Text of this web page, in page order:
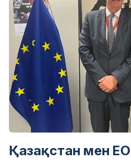
Қазақстан мен